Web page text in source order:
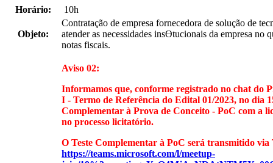
Horário:
10h
Objeto:
Contratação de empresa fornecedora de solução de
atender as necessidades insƟtucionais da empresa no
notas fiscais.
Aviso 02:
Informamos que, conforme registrado no chat do
I - Termo de Referência do Edital 01/2023, no dia
Complementar à Prova de Conceito - PoC com a
no processo licitatório.
O Teste Complementar à PoC será transmitido
https://teams.microsoft.com/l/meetup-